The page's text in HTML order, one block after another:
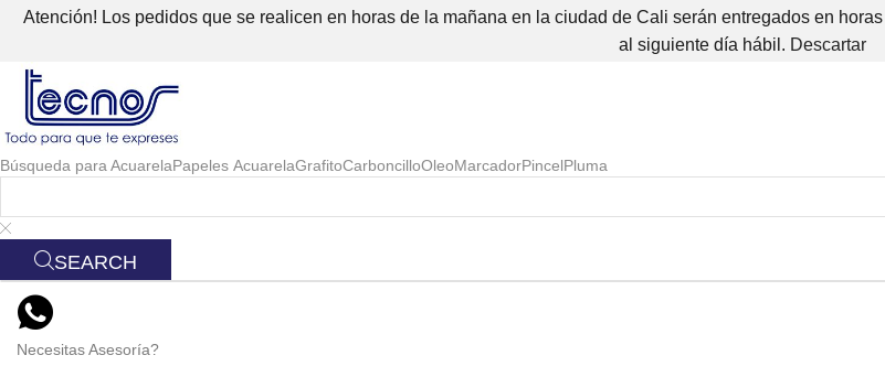
Atención! Los pedidos que se realicen en horas de la mañana en la ciudad de Cali serán entregados en
al siguiente día hábil. Descartar
Búsqueda para AcuarelaPapeles AcuarelaGrafitoCarboncilloOleoMarcadorPincelPluma
SEARCH
Necesitas Asesoría?